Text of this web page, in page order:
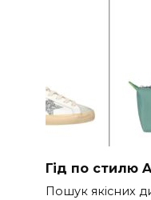
Гід по стилю
Пошук якісних